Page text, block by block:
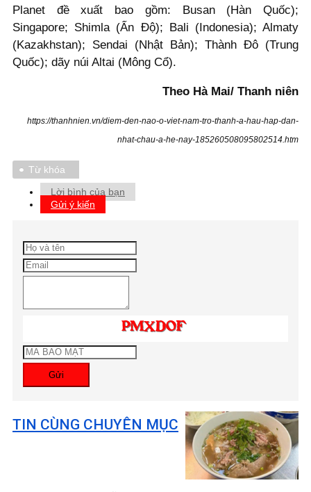
Planet đề xuất bao gồm: Busan (Hàn Quốc);
Singapore; Shimla (Ấn Độ); Bali (Indonesia); Almaty
(Kazakhstan); Sendai (Nhật Bản); Thành Đô (Trung
Quốc); dãy núi Altai (Mông Cổ).
Theo Hà Mai/ Thanh niên
https://thanhnien.vn/diem-den-nao-o-viet-nam-tro-thanh-a-hau-hap-dan-
nhat-chau-a-he-nay-185260508095802514.htm
Từ khóa
Lời bình của bạn
Gửi ý kiến
Gửi
TIN CÙNG CHUYÊN MỤC